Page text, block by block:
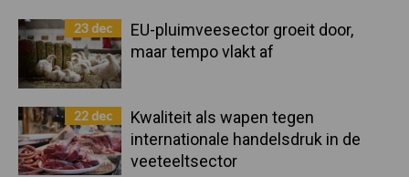
23 dec
EU-pluimveesector groeit door,
maar tempo vlakt af
22 dec
Kwaliteit als wapen tegen
internationale handelsdruk in de
veeteeltsector